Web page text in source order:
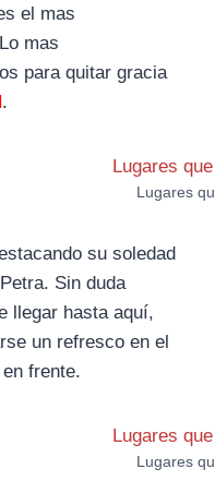
el mas
mas
para quitar gracia
.
Lugares
su soledad
Sin duda
llegar hasta aquí,
un refresco en el
frente.
Lugares